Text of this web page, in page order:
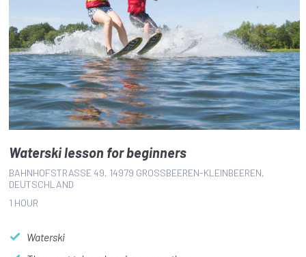
Waterski lesson for beginners
BAHNHOFSTRASSE 49, 14979 GROSSBEEREN-KLEINBEEREN, DE
UTSCHLAND
1 HOUR
Waterski